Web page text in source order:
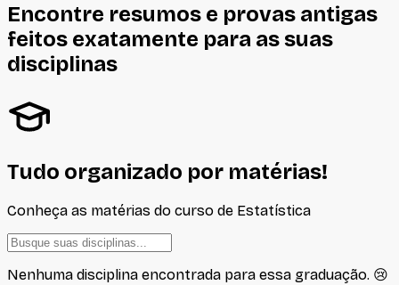
Encontre resumos e provas antigas
feitos exatamente para as suas
disciplinas
Tudo organizado por matérias!
Conheça as matérias do curso de Estatística
Nenhuma disciplina encontrada para essa graduação. 😢